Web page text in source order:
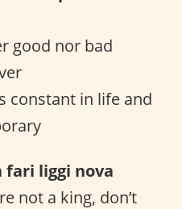
good nor bad
constant in life and
fari liggi nova
not a king, don’t